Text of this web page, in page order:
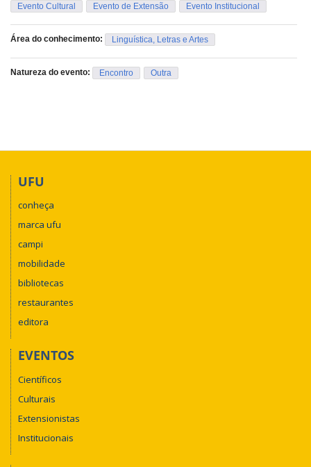
Evento Cultural
Evento de Extensão Evento Institucional
Área do conhecimento: Linguística, Letras e Artes
Natureza do evento: Encontro Outra
UFU
conheça
marca ufu
campi
mobilidade
bibliotecas
restaurantes
editora
EVENTOS
Científicos
Culturais
Extensionistas
Institucionais